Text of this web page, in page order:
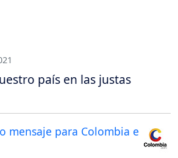
país en las justas